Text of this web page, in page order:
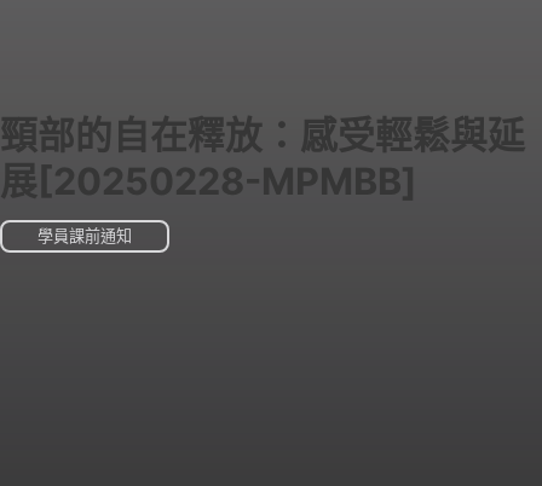
頸部的自在釋放：感受輕鬆與延
展[20250228-MPMBB]
學員課前通知